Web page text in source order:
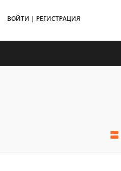
ВОЙТИ | РЕГИСТРАЦИЯ